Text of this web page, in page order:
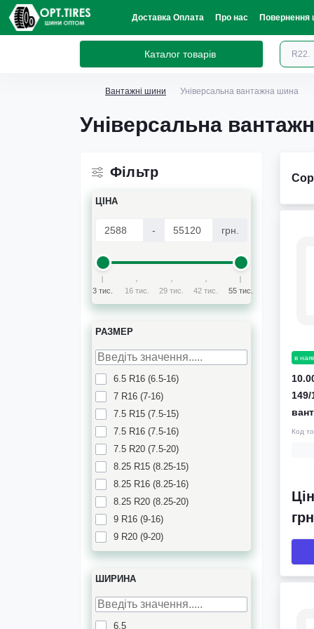
Доставка Оплата Про нас Повернення
Каталог товарів
Вантажні шини Універсальна вантажна шина
Універсальна
Фільтр
ЦІНА
- грн.
3 тис. 16 тис. 29 тис. 42 тис. 55 тис.
РАЗМЕР
6.5 R16 (6.5-16)
7 R16 (7-16)
7.5 R15 (7.5-15)
7.5 R16 (7.5-16)
7.5 R20 (7.5-20)
8.25 R15 (8.25-15)
8.25 R16 (8.25-16)
8.25 R20 (8.25-20)
9 R16 (9-16)
9 R20 (9-20)
9.5 R17.5 (9.5-17.5)
11 R20 (11-20)
11 R22.5 (11-22.5)
ШИРИНА
6.5
в
149/
Код